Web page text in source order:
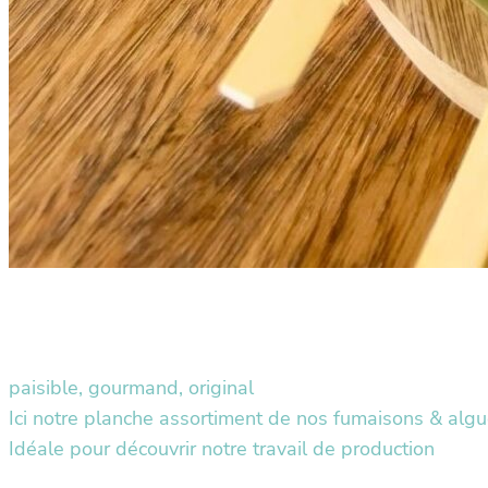
paisible, gourmand, original
Ici notre planche assortiment de nos fumaisons &
Idéale pour découvrir notre travail de production